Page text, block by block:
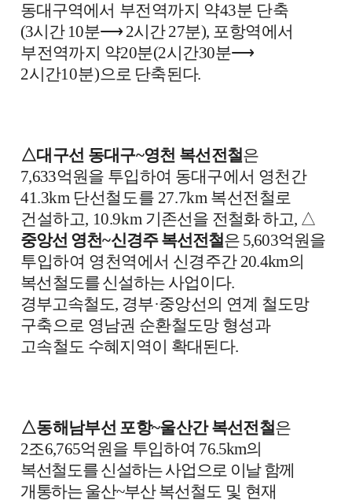
동대구역에서 부전역까지 약43분 단축
(3시간 10분⟶ 2시간 27분), 포항역에서
부전역까지 약20분(2시간30분⟶
2시간10분)으로 단축된다.
△대구선 동대구~영천 복선전철은
7,633억원을 투입하여 동대구에서 영천간
41.3km 단선철도를 27.7km 복선전철로
건설하고, 10.9km 기존선을 전철화 하고, △
중앙선 영천~신경주 복선전철은 5,603억원을
투입하여 영천역에서 신경주간 20.4km의
복선철도를 신설하는 사업이다.
경부고속철도, 경부·중앙선의 연계 철도망
구축으로 영남권 순환철도망 형성과
고속철도 수혜지역이 확대된다.
△동해남부선 포항~울산간 복선전철은
2조6,765억원을 투입하여 76.5km의
복선철도를 신설하는 사업으로 이날 함께
개통하는 울산~부산 복선철도 및 현재